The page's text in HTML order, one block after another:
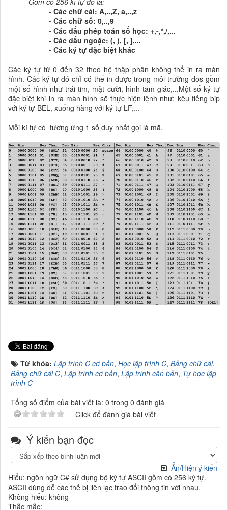
- Các chữ cái: A,..,Z, a,..,z
- Các chữ số: 0,..,9
- Các dấu phép toán số học: +,-,*,/,...
- Các dấu ngoặc: (, ), [, ],...
- Các ký tự đặc biệt khác
Các ký tự từ 0 đến 32 theo hệ thập phân không thể in ra màn
hình. Các ký tự đó chỉ có thể in được trong môi trường dos gồm
một số hình như trái tim, mặt cười, hình tam giác,...Một số ký tự
đặc biệt khi in ra màn hình sẽ thực hiện lệnh như: kêu tiếng bip
với ký tự BEL, xuống hàng với ký tự LF,...
Mỗi kí tự có tương ứng 1 số duy nhất gọi là mã.
Từ khóa: Lập trình C cơ bản, Học lập trình C, Bảng chữ cái,
Bảng chữ cái C, Lập trình cơ bản, Lập trình căn bản, Tự học lập
trình C
Tổng số điểm của bài viết là: 0 trong 0 đánh giá
Click để đánh giá bài viết
Ý kiến bạn đọc
Ẩn/Hiện ý kiến
Hiểu: ngôn ngữ C# sử dụng bộ ký tự ASCII gồm có 256 ký tự.
ASCII dùng dễ các thế bị liên lạc trao đổi thông tin với nhau.
Không hiểu: không
Thắc mắc: